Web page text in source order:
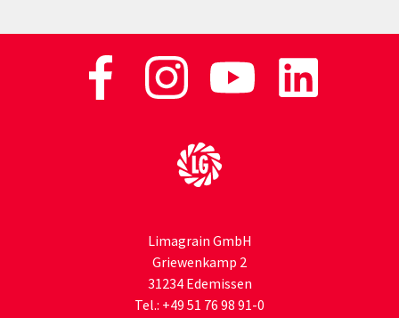
Limagrain GmbH
Griewenkamp 2
31234 Edemissen
Tel.: +49 51 76 98 91-0